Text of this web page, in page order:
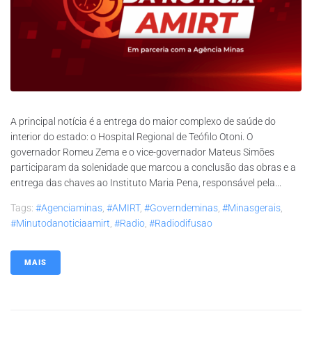
A principal notícia é a entrega do maior complexo de saúde do
interior do estado: o Hospital Regional de Teófilo Otoni. O
governador Romeu Zema e o vice-governador Mateus Simões
participaram da solenidade que marcou a conclusão das obras e a
entrega das chaves ao Instituto Maria Pena, responsável pela...
Tags: #agenciaminas #AMIRT, #governdeminas #minasgerais
#minutodanoticiaamirt #radio #radiodifusao
MAIS